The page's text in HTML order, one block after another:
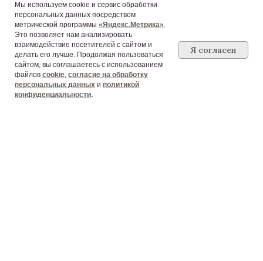
РАЗРАБОТКА САЙТА
ПРОДВИЖЕНИЕ САЙТА
СОГЛАСИЕ НА ОБРАБОТКУ ПЕРСОНАЛЬНЫХ ДАННЫХ
Мы используем cookie и сервис обработки
персональных данных посредством
метрической программы «Яндекс.Метрика».
Это позволяет нам анализировать
взаимодействие посетителей с сайтом и
делать его лучше. Продолжая пользоваться
сайтом, вы соглашаетесь с использованием
файлов cookie, согласие на обработку
персональных данных и политикой
конфиденциальности.
Я согласен